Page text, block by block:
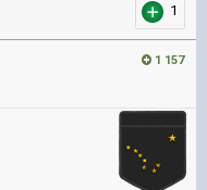
1
1 157